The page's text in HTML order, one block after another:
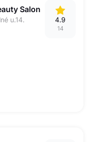
Salon
u.14. 4.9
14